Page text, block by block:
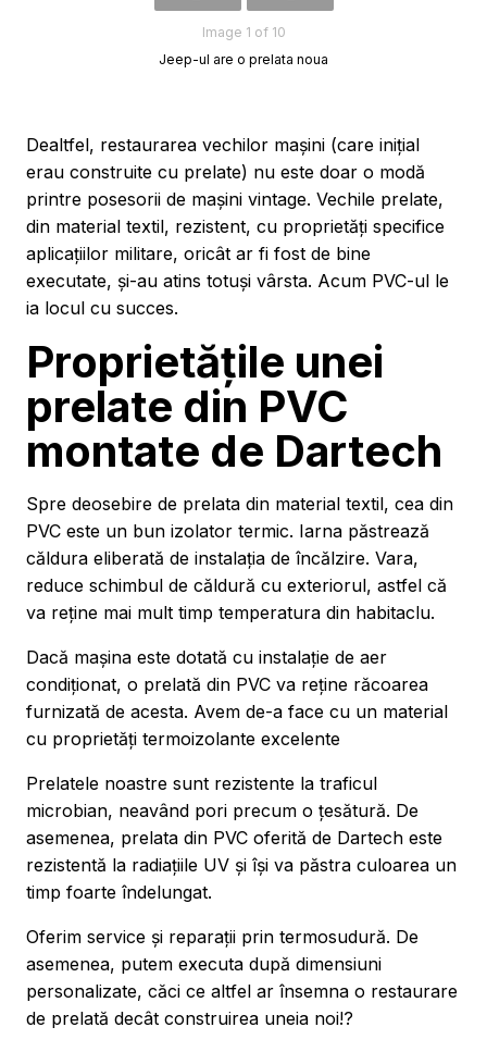
Image 1 of 10
Jeep-ul are o prelata noua
Dealtfel, restaurarea vechilor mașini (care inițial
erau construite cu prelate) nu este doar o modă
printre posesorii de mașini vintage. Vechile prelate,
din material textil, rezistent, cu proprietăți specifice
aplicațiilor militare, oricât ar fi fost de bine
executate, și-au atins totuși vârsta. Acum PVC-ul le
ia locul cu succes.
Proprietățile unei
prelate din PVC
montate de Dartech
Spre deosebire de prelata din material textil, cea din
PVC este un bun izolator termic. Iarna păstrează
căldura eliberată de instalația de încălzire. Vara,
reduce schimbul de căldură cu exteriorul, astfel că
va reține mai mult timp temperatura din habitaclu.
Dacă mașina este dotată cu instalație de aer
condiționat, o prelată din PVC va reține răcoarea
furnizată de acesta. Avem de-a face cu un material
cu proprietăți termoizolante excelente
Prelatele noastre sunt rezistente la traficul
microbian, neavând pori precum o țesătură. De
asemenea, prelata din PVC oferită de Dartech este
rezistentă la radiațiile UV și își va păstra culoarea un
timp foarte îndelungat.
Oferim service și reparații prin termosudură. De
asemenea, putem executa după dimensiuni
personalizate, căci ce altfel ar însemna o restaurare
de prelată decât construirea uneia noi!?